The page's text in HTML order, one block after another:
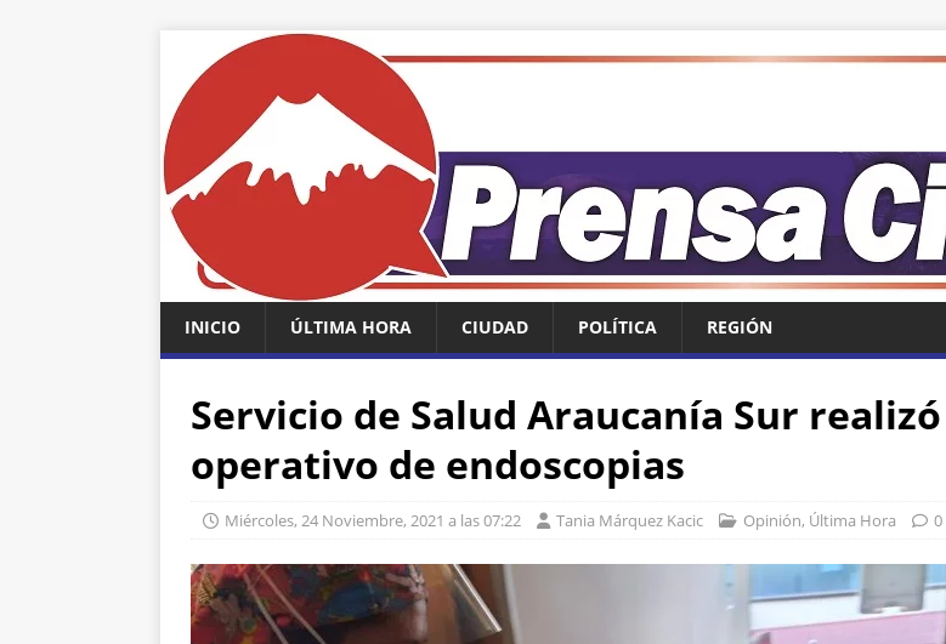
INICIO ÚLTIMA HORA CIUDAD POLÍTICA REGIÓN
Servicio de Salud Araucanía Sur realizó
operativo de endoscopias
Miércoles, 24 Noviembre, 2021 a las 07:22 Tania Márquez Kacic Opinión, Última Hora 0